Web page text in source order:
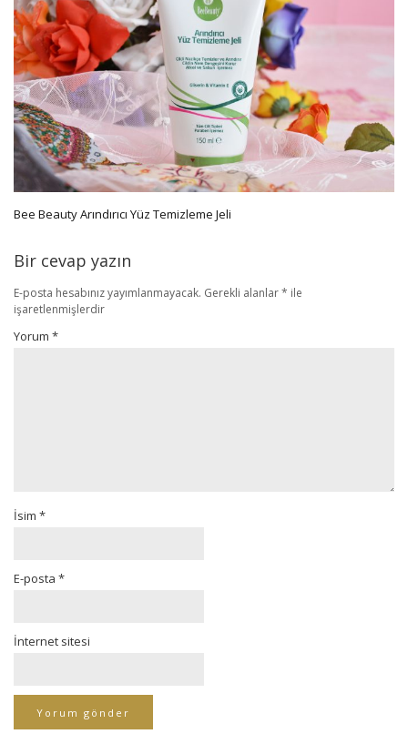
Bee Beauty Arındırıcı Yüz Temizleme Jeli
Bir cevap yazın
E-posta hesabınız yayımlanmayacak. Gerekli alanlar* ile
işaretlenmişlerdir
Yorum *
İsim *
E-posta *
İnternet sitesi